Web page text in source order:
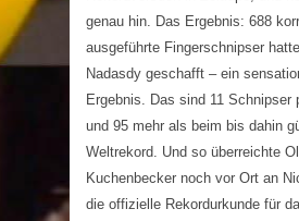
genau hin. Das Ergebnis: 688
ausgeführte Fingerschnipser
Nadasdy geschafft – ein
Ergebnis. Das sind 11 Schnipser
und 95 mehr als beim bis dahin
Weltrekord. Und so überreichte
Kuchenbecker noch vor Ort an
die offizielle Rekordurkunde für